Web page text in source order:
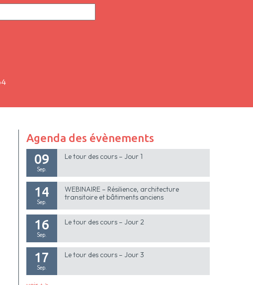
Agenda des évènements
09
Sep.
Le tour des cours – Jour 1
14
Sep.
WEBINAIRE – Résilience, architecture
transitoire et bâtiments anciens
16
Sep.
Le tour des cours – Jour 2
17
Sep.
Le tour des cours – Jour 3